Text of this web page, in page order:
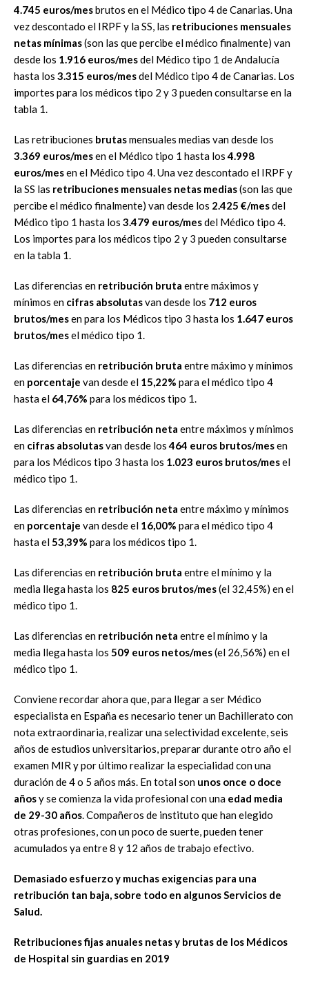
4.745 euros/mesbrutos en el Médico tipo 4 de Canarias. Una
vez descontado el IRPF y la SS, las retribuciones mensuales
netas mínimas(son las que percibe el médico finalmente) van
desde los 1.916 euros/mesdel Médico tipo 1 de Andalucía
hasta los 3.315 euros/mesdel Médico tipo 4 de Canarias. Los
importes para los médicos tipo 2 y 3 pueden consultarse en la
tabla 1.
Las retribuciones brutasmensuales medias van desde los
3.369 euros/mesen el Médico tipo 1 hasta los4.998
euros/mesen el Médico tipo 4. Una vez descontado el IRPF y
la SS las retribuciones mensuales netas medias(son las que
percibe el médico finalmente) van desde los 2.425 €/mesdel
Médico tipo 1 hasta los 3.479 euros/mesdel Médico tipo 4.
Los importes para los médicos tipo 2 y 3 pueden consultarse
en la tabla 1.
Las diferencias en retribución bruta entre máximos y
mínimos en cifras absolutasvan desde los 712 euros
brutos/mesen para los Médicos tipo 3 hasta los 1.647 euros
brutos/mesel médico tipo 1.
Las diferencias en retribución bruta entre máximo y mínimos
en porcentaje van desde el 15,22% para el médico tipo 4
hasta el 64,76% para los médicos tipo 1.
Las diferencias en retribución neta entre máximos y mínimos
en cifras absolutasvan desde los464 euros brutos/mesen
para los Médicos tipo 3 hasta los 1.023 euros brutos/mesel
médico tipo 1.
Las diferencias en retribución neta entre máximo y mínimos
en porcentaje van desde el 16,00% para el médico tipo 4
hasta el53,39% para los médicos tipo 1.
Las diferencias en retribución bruta entre el mínimo y la
media llega hasta los 825 euros brutos/mes(el 32,45%) en el
médico tipo 1.
Las diferencias en retribución neta entre el mínimo y la
media llega hasta los 509 euros netos/mes(el 26,56%) en el
médico tipo 1.
Conviene recordar ahora que, para llegar a ser Médico
especialista en España es necesario tener un Bachillerato con
nota extraordinaria, realizar una selectividad excelente, seis
años de estudios universitarios, preparar durante otro año el
examen MIR y por último realizar la especialidad con una
duración de 4 o 5 años más. En total son unos once o doce
añosy se comienza la vida profesional con una edad media
de 29-30 años. Compañeros de instituto que han elegido
otras profesiones, con un poco de suerte, pueden tener
acumulados ya entre 8 y 12 años de trabajo efectivo.
Demasiado esfuerzo y muchas exigencias para una
retribución tan baja, sobre todo en algunos Servicios de
Salud.
Retribuciones fijas anuales netas y brutas de los Médicos
de Hospital sin guardias en 2019